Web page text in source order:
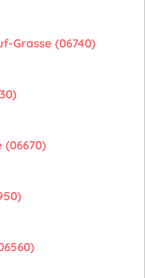
Grasse (06740)
(06670)